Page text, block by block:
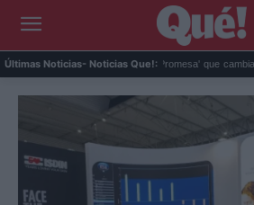
Últimas Noticias- Noticias Que!:
El giro de Máximo en 'La Promesa' que cambiará el ...